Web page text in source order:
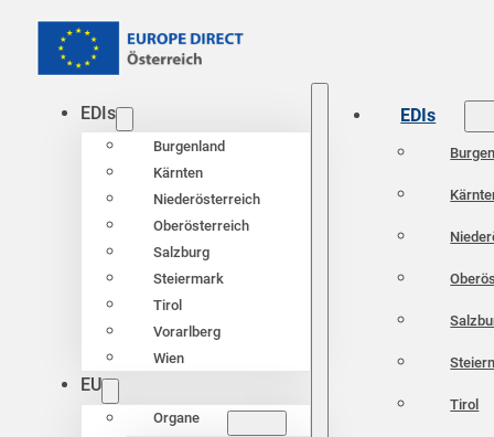
EDIs
Burgenland
Kärnten
Niederösterreich
Oberösterreich
Salzburg
Steiermark
Tirol
Vorarlberg
Wien
EU
Organe
EDIs
Tirol